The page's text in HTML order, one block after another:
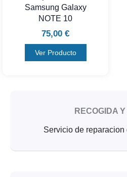
Samsung Galaxy
NOTE 10
75,00 €
Ver Producto
RECOGIDA
Servicio de reparacion